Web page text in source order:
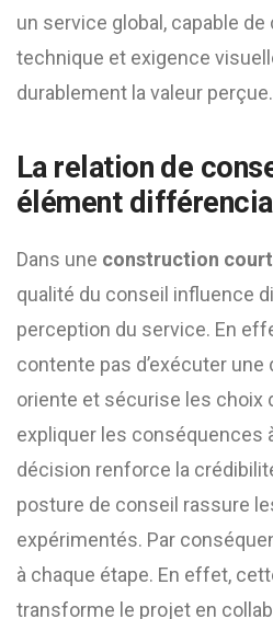
un service global, capable
technique et exigence
durablement la valeur perçue.
La relation de
élément
Dans une construction
qualité du conseil influence
perception du service. En
contente pas d’exécuter une
oriente et sécurise les choix
expliquer les conséquences
décision renforce la
posture de conseil rassure
expérimentés. Par
à chaque étape. En effet,
transforme le projet en